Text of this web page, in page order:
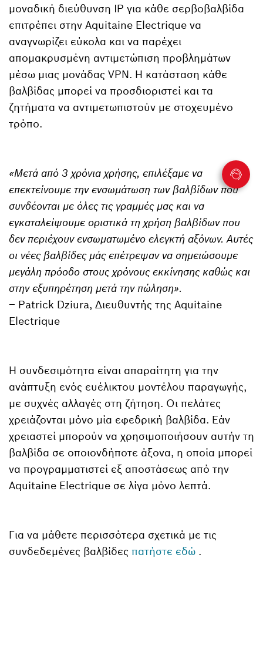
μοναδική διεύθυνση IP για κάθε σερβοβαλβίδα
επιτρέπει στην Aquitaine Electrique να
αναγνωρίζει εύκολα και να παρέχει
απομακρυσμένη αντιμετώπιση προβλημάτων
μέσω μιας μονάδας VPN. Η κατάσταση κάθε
βαλβίδας μπορεί να προσδιοριστεί και τα
ζητήματα να αντιμετωπιστούν με στοχευμένο
τρόπο.
«Μετά από 3 χρόνια χρήσης, επιλέξαμε να
επεκτείνουμε την ενσωμάτωση των βαλβίδων που
συνδέονται με όλες τις γραμμές μας και να
εγκαταλείψουμε οριστικά τη χρήση βαλβίδων που
δεν περιέχουν ενσωματωμένο ελεγκτή αξόνων. Αυτές
οι νέες βαλβίδες μάς επέτρεψαν να σημειώσουμε
μεγάλη πρόοδο στους χρόνους εκκίνησης καθώς και
στην εξυπηρέτηση μετά την πώληση».
– Patrick Dziura, Διευθυντής της Aquitaine
Electrique
Η συνδεσιμότητα είναι απαραίτητη για την
ανάπτυξη ενός ευέλικτου μοντέλου παραγωγής,
με συχνές αλλαγές στη ζήτηση. Οι πελάτες
χρειάζονται μόνο μία εφεδρική βαλβίδα. Εάν
χρειαστεί μπορούν να χρησιμοποιήσουν αυτήν τη
βαλβίδα σε οποιονδήποτε άξονα, η οποία μπορεί
να προγραμματιστεί εξ αποστάσεως από την
Aquitaine Electrique σε λίγα μόνο λεπτά.
Για να μάθετε περισσότερα σχετικά με τις
συνδεδεμένες βαλβίδες πατήστε εδώ .